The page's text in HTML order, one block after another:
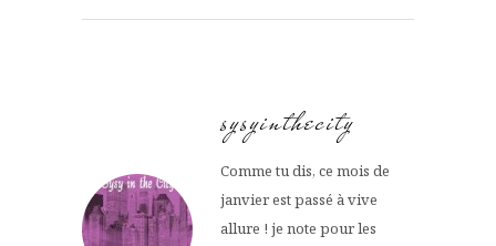
sysyinthecity
Comme tu dis, ce mois de
janvier est passé à vive
allure ! je note pour les